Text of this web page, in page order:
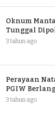
Oknum
Tunggal
3 tahun ago
Perayaan
PGIW
3 tahun ago